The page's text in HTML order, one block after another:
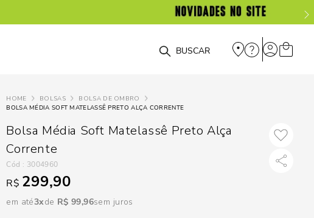
O que você está procurando?
BOLSAS
BOLSA DE OMBRO
BOLSA MÉDIA SOFT MATELASSÊ PRETO ALÇA CORRENTE
Bolsa Média Soft Matelassê Preto Alça
Corrente
: 3004960
R$ 299,90
em até3 R$ 99,96sem juros